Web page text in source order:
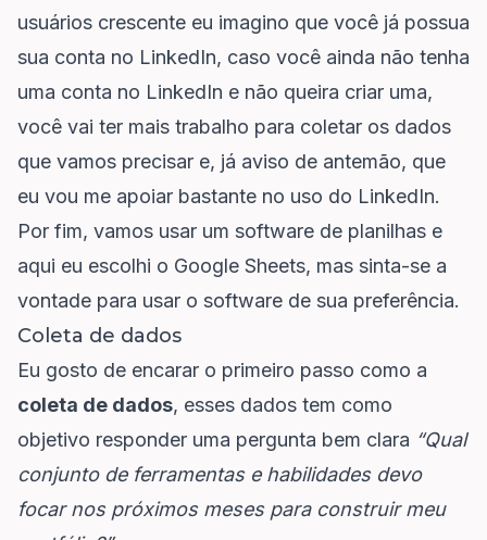
usuários crescente eu imagino que você já possua
sua conta no LinkedIn, caso você ainda não tenha
uma conta no LinkedIn e não queira criar uma,
você vai ter mais trabalho para coletar os dados
que vamos precisar e, já aviso de antemão, que
eu vou me apoiar bastante no uso do LinkedIn.
Por fim, vamos usar um software de planilhas e
aqui eu escolhi o Google Sheets, mas sinta-se a
vontade para usar o software de sua preferência.
Coleta de dados
Eu gosto de encarar o primeiro passo como a
coleta de dados, esses dados tem como
objetivo responder uma pergunta bem clara “Qual
conjunto de ferramentas e habilidades devo
focar nos próximos meses para construir meu